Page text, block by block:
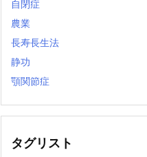
自閉症
農業
長寿長生法
静功
顎関節症
タグリスト